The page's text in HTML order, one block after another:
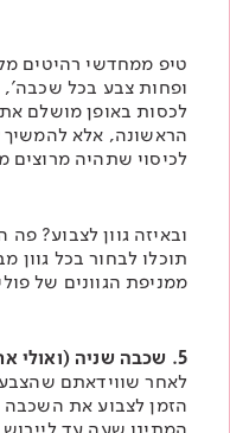
טיפ ממחדשי רהיטים
ופחות צבע בכל שכבה',
לכסות באופן מושלם
הראשונה, אלא
לכיסוי שתהיה מרוצים
ובאיזה גוון לצבוע?
ממניפת הגוונים של
5. שכבה שניה (ואולי אחרונה)
לאחר שווידאתם
הזמן לצבוע את השכבה